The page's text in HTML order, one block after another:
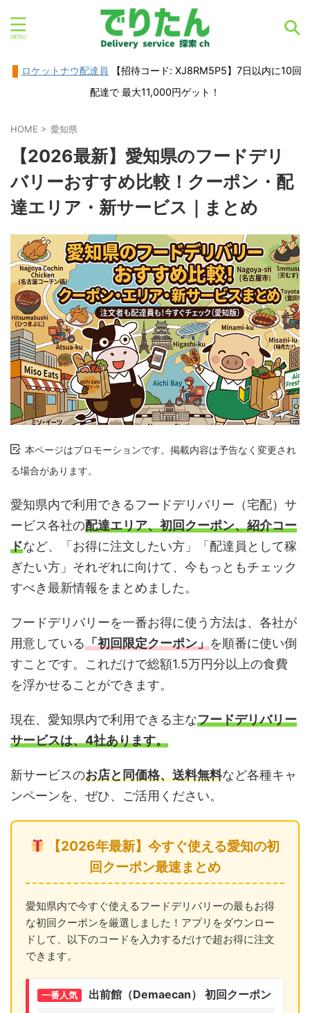
ロケットナウ配達員 【招待コード: XJ8RM5P5】7日以内に10回
配達で 最大11,000円ゲット！
HOME > 愛知県
【2026最新】愛知県のフードデリ
バリーおすすめ比較！クーポン・配
達エリア・新サービス｜まとめ
本ページはプロモーションです。掲載内容は予告なく変更され
る場合があります。
愛知県内で利用できるフードデリバリー（宅配）サ
ービス各社の配達エリア、初回クーポン、紹介コー
ドなど、「お得に注文したい方」「配達員として稼
ぎたい方」それぞれに向けて、今もっともチェック
すべき最新情報をまとめました。
フードデリバリーを一番お得に使う方法は、各社が
用意している「初回限定クーポン」を順番に使い倒
すことです。これだけで総額1.5万円分以上の食費
を浮かせることができます。
現在、愛知県内で利用できる主なフードデリバリー
サービスは、4社あります。
新サービスのお店と同価格、送料無料など各種キャ
ンペーンを、ぜひ、ご活用ください。
【2026年最新】今すぐ使える愛知の初
回クーポン最速まとめ
愛知県内で今すぐ使えるフードデリバリーの最もお得
な初回クーポンを厳選しました！アプリをダウンロー
ドして、以下のコードを入力するだけで超お得に注文
できます。
一番人気
出前館（Demaecan） 初回クーポン